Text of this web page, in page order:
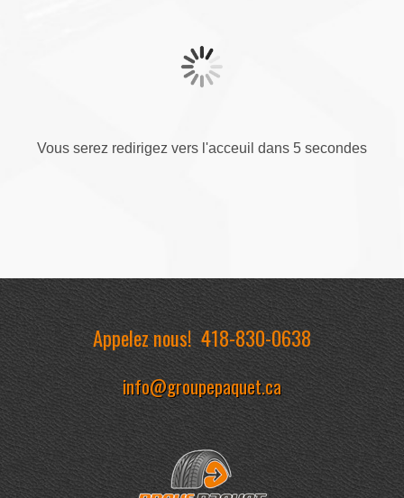
Vous serez redirigez vers l'acceuil dans 5 secondes
Appelez nous!418-830-0638
info@groupepaquet.ca